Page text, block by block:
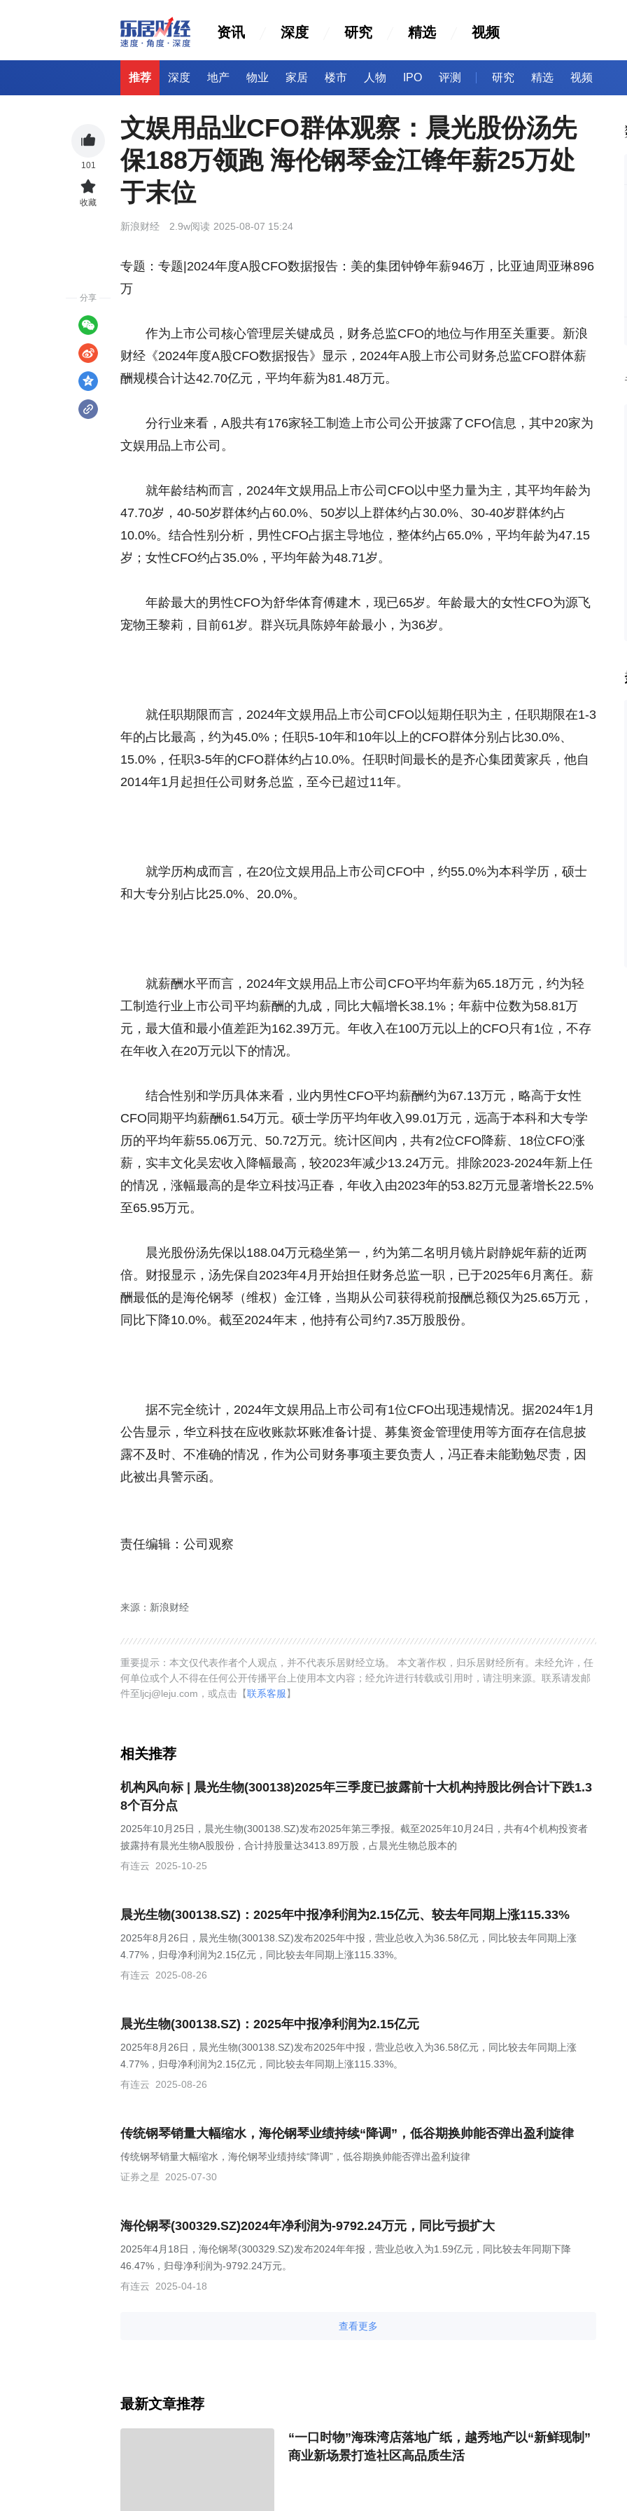
资讯 深度 研究 精选 视频
推荐 深度 地产 物业 家居 楼市 人物 IPO 评测 研究 精选 视频
文娱用品业CFO群体观察：晨光股份汤先
保188万领跑 海伦钢琴金江锋年薪25万处
于末位
新浪财经 2.9w阅读 2025-08-07 15:24
专题：专题|2024年度A股CFO数据报告：美的集团钟铮年薪946万，比亚迪周亚琳896
万
作为上市公司核心管理层关键成员，财务总监CFO的地位与作用至关重要。新浪
财经《2024年度A股CFO数据报告》显示，2024年A股上市公司财务总监CFO群体薪
酬规模合计达42.70亿元，平均年薪为81.48万元。
分行业来看，A股共有176家轻工制造上市公司公开披露了CFO信息，其中20家为
文娱用品上市公司。
就年龄结构而言，2024年文娱用品上市公司CFO以中坚力量为主，其平均年龄为
47.70岁，40-50岁群体约占60.0%、50岁以上群体约占30.0%、30-40岁群体约占
10.0%。结合性别分析，男性CFO占据主导地位，整体约占65.0%，平均年龄为47.15
岁；女性CFO约占35.0%，平均年龄为48.71岁。
年龄最大的男性CFO为舒华体育傅建木，现已65岁。年龄最大的女性CFO为源飞
宠物王黎莉，目前61岁。 群兴玩具陈婷年龄最小，为36岁。
就任职期限而言，2024年文娱用品上市公司CFO以短期任职为主，任职期限在1-3
年的占比最高，约为45.0%；任职5-10年和10年以上的CFO群体分别占比30.0%、
15.0%，任职3-5年的CFO群体约占10.0%。任职时间最长的是齐心集团黄家兵，他自
2014年1月起担任公司财务总监，至今已超过11年。
就学历构成而言，在20位文娱用品上市公司CFO中，约55.0%为本科学历，硕士
和大专分别占比25.0%、20.0%。
就薪酬水平而言，2024年文娱用品上市公司CFO平均年薪为65.18万元，约为轻
工制造行业上市公司平均薪酬的九成，同比大幅增长38.1%；年薪中位数为58.81万
元，最大值和最小值差距为162.39万元。年收入在100万元以上的CFO只有1位，不存
在年收入在20万元以下的情况。
结合性别和学历具体来看，业内男性CFO平均薪酬约为67.13万元，略高于女性
CFO同期平均薪酬61.54万元。硕士学历平均年收入99.01万元，远高于本科和大专学
历的平均年薪55.06万元、50.72万元。统计区间内，共有2位CFO降薪、18位CFO涨
薪， 实丰文化吴宏收入降幅最高，较2023年减少13.24万元。排除2023-2024年新上任
的情况，涨幅最高的是华立科技冯正春，年收入由2023年的53.82万元显著增长22.5%
至65.95万元。
晨光股份汤先保以188.04万元稳坐第一，约为第二名 明月镜片尉静妮年薪的近两
倍。财报显示，汤先保自2023年4月开始担任财务总监一职，已于2025年6月离任。薪
酬最低的是海伦钢琴 （维权）金江锋，当期从公司获得税前报酬总额仅为25.65万元，
同比下降10.0%。截至2024年末，他持有公司约7.35万股股份。
据不完全统计，2024年文娱用品上市公司有1位CFO出现违规情况。据2024年1月
公告显示，华立科技在应收账款坏账准备计提、募集资金管理使用等方面存在信息披
露不及时、不准确的情况，作为公司财务事项主要负责人，冯正春未能勤勉尽责，因
此被出具警示函。
责任编辑：公司观察
来源：新浪财经
重要提示：本文仅代表作者个人观点，并不代表乐居财经立场。 本文著作权，归乐居财经所有。未经允许，任
何单位或个人不得在任何公开传播平台上使用本文内容；经允许进行转载或引用时，请注明来源。联系请发邮
件至ljcj@leju.com，或点击【联系客服】
相关推荐
机构风向标 | 晨光生物(300138)2025年三季度已披露前十大机构持股比例合计下跌1.3
8个百分点
2025年10月25日，晨光生物(300138.SZ)发布2025年第三季报。截至2025年10月24日，共有4个机构投资者
披露持有晨光生物A股股份，合计持股量达3413.89万股，占晨光生物总股本的
有连云
2025-10-25
晨光生物(300138.SZ)：2025年中报净利润为2.15亿元、较去年同期上涨115.33%
2025年8月26日，晨光生物(300138.SZ)发布2025年中报，营业总收入为36.58亿元，同比较去年同期上涨
4.77%，归母净利润为2.15亿元，同比较去年同期上涨115.33%。
有连云
2025-08-26
晨光生物(300138.SZ)：2025年中报净利润为2.15亿元
2025年8月26日，晨光生物(300138.SZ)发布2025年中报，营业总收入为36.58亿元，同比较去年同期上涨
4.77%，归母净利润为2.15亿元，同比较去年同期上涨115.33%。
有连云
2025-08-26
传统钢琴销量大幅缩水，海伦钢琴业绩持续“降调”，低谷期换帅能否弹出盈利旋律
传统钢琴销量大幅缩水，海伦钢琴业绩持续“降调”，低谷期换帅能否弹出盈利旋律
证券之星
2025-07-30
海伦钢琴(300329.SZ)2024年净利润为-9792.24万元，同比亏损扩大
2025年4月18日，海伦钢琴(300329.SZ)发布2024年年报，营业总收入为1.59亿元，同比较去年同期下降
46.47%，归母净利润为-9792.24万元。
有连云
2025-04-18
查看更多
最新文章推荐
“一口时物”海珠湾店落地广纸，越秀地产以“新鲜现制”
商业新场景打造社区高品质生活
101
收藏
分享